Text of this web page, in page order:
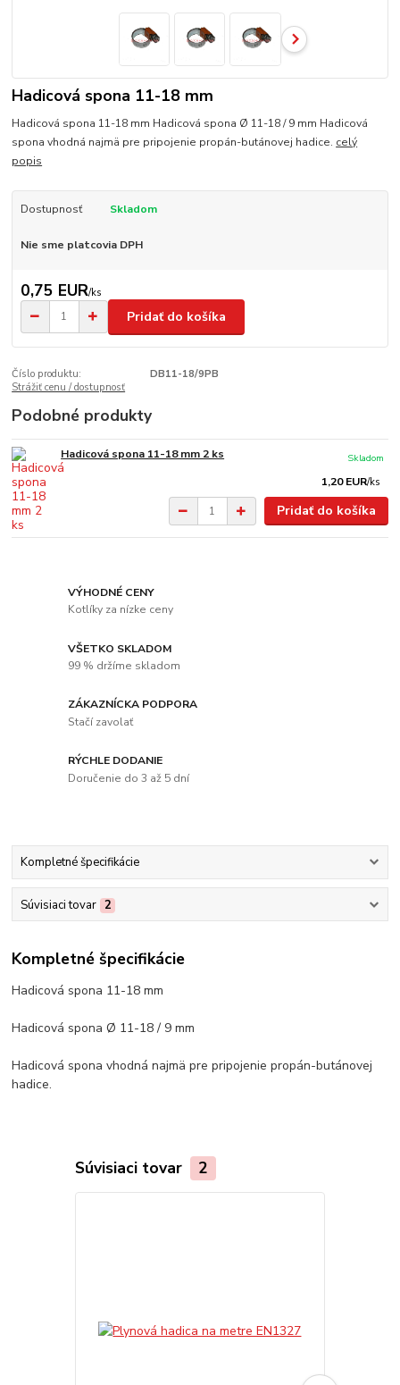
Hadicová spona 11-18 mm
Hadicová spona 11-18 mm Hadicová spona Ø 11-18 / 9 mm Hadicová
spona vhodná najmä pre pripojenie propán-butánovej hadice. celý
popis
Dostupnosť Skladom
Nie sme platcovia DPH
0,75 EUR/ks
Pridať do košíka
Číslo produktu:
DB11-18/9PB
Strážiť cenu / dostupnosť
Podobné produkty
Hadicová spona 11-18 mm 2 ks
1,20 EUR/ks
Skladom
Pridať do košíka
VÝHODNÉ CENY
Kotlíky za nízke ceny
VŠETKO SKLADOM
99 % držíme skladom
ZÁKAZNÍCKA PODPORA
Stačí zavolať
RÝCHLE DODANIE
Doručenie do 3 až 5 dní
Kompletné špecifikácie
Súvisiaci tovar 2
Kompletné špecifikácie
Hadicová spona 11-18 mm
Hadicová spona Ø 11-18 / 9 mm
Hadicová spona vhodná najmä pre pripojenie propán-butánovej
hadice.
Súvisiaci tovar 2